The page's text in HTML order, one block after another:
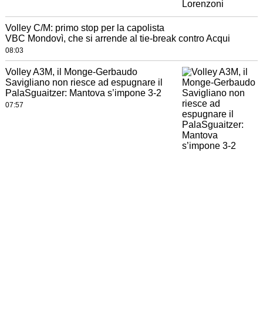
Volley C/M: primo stop per la capolista
VBC Mondovì, che si arrende al tie-break contro Acqui
08:03
Volley A3M, il Monge-Gerbaudo
Savigliano non riesce ad espugnare il
PalaSguaitzer: Mantova s’impone 3-2
07:57